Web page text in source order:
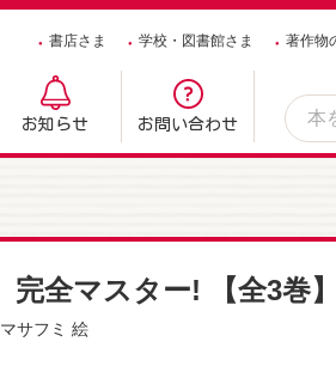
書店さま 学校・図書館さま 著作物
お知らせ お問い合わせ
全マスター! 【全3巻】
サフミ 絵